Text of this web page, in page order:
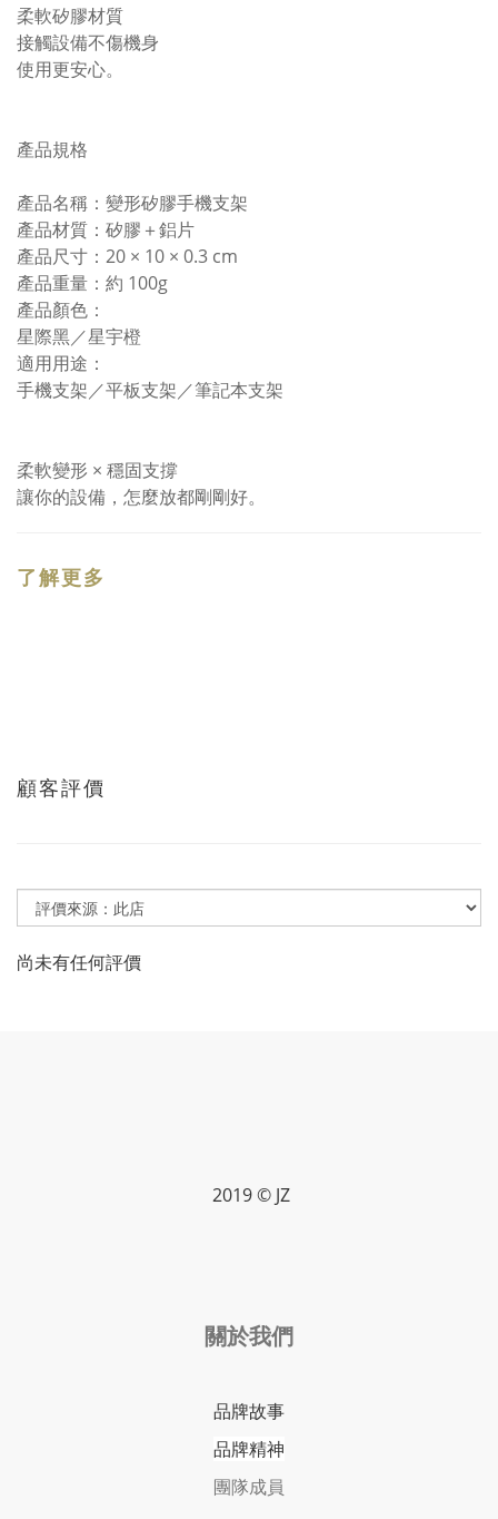
柔軟矽膠材質
接觸設備不傷機身
使用更安心。
產品規格
產品名稱：變形矽膠手機支架
產品材質：矽膠＋鋁片
產品尺寸：20 × 10 × 0.3 cm
產品重量：約 100g
產品顏色：
星際黑／星宇橙
適用用途：
手機支架／平板支架／筆記本支架
柔軟變形 × 穩固支撐
讓你的設備，怎麼放都剛剛好。
了解更多
顧客評價
尚未有任何評價
2019 © JZ
關於我們
品牌故事
品牌精神
團隊成員